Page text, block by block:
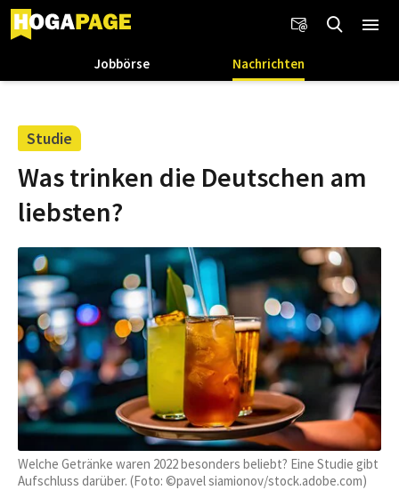
Jobbörse Nachrichten
Studie
Was trinken die Deutschen am
liebsten?
Welche Getränke waren 2022 besonders beliebt? Eine Studie gibt
Aufschluss darüber. (Foto: ©pavel siamionov/stock.adobe.com)